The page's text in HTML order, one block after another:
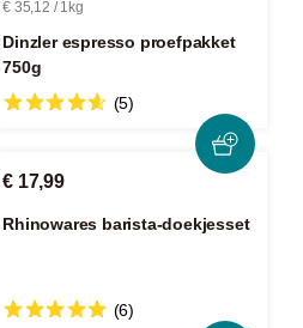
€ 35,12 / 1kg
Dinzler espresso proefpakket
750g
(5)
€ 17,99
Rhinowares barista-doekjesset
(6)